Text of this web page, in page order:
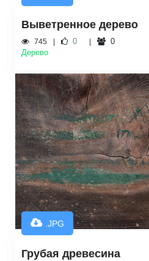
Выветренное дерево
745 0
0
Дерево
.JPG
Грубая древесина